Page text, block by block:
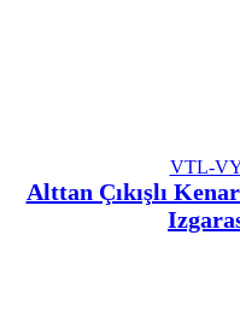
VTL-
Alttan Çıkışlı